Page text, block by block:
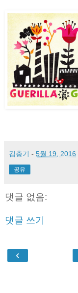
김충기 - 5월 19, 2016
공유
댓글 없음:
댓글 쓰기
‹